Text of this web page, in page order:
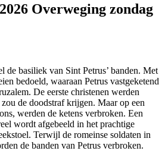
Overweging zondag
de basiliek van Sint Petrus’ banden. Met
bedoeld, waaraan Petrus vastgeketend
De eerste christenen werden
de doodstraf krijgen. Maar op een
werden de ketens verbroken. Een
wordt afgebeeld in het prachtige
Terwijl de romeinse soldaten in
de banden van Petrus verbroken.